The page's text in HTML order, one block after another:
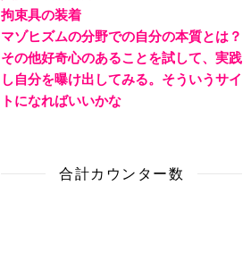
拘束具の装着
マゾヒズムの分野での自分の本質とは？
その他好奇心のあることを試して、実践
し自分を曝け出してみる。そういうサイ
トになればいいかな
合計カウンター数